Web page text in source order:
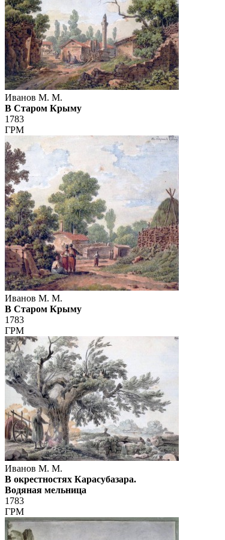
Иванов М. М.
В Старом Крыму
1783
ГРМ
Иванов М. М.
В Старом Крыму
1783
ГРМ
Иванов М. М.
В окрестностях Карасубазара.
Водяная мельница
1783
ГРМ